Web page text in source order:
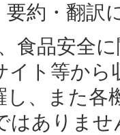
約・翻訳
食品安全
イト等か
し、また各
はありませ